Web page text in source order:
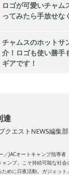
ロゴが可愛いチャム
ってみたら手放せな
チャムスのホットサ
介！ロゴも使い勝手
ギアです！
達
クエストNEWS編集部
／JACオートキャンプ指導者
ャンプ」こそ持続可能な社
めに日夜活動。ガジェッ